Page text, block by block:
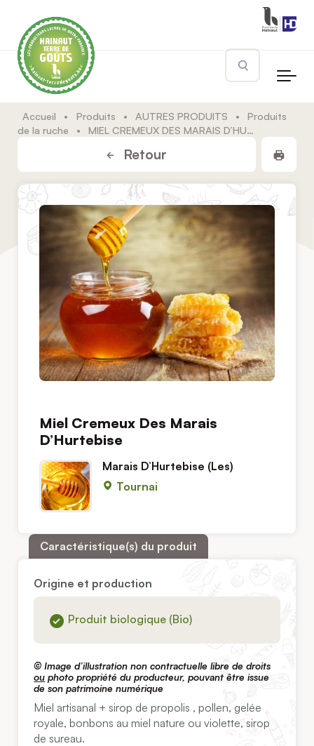
Rechercher
Accueil • Produits • AUTRES PRODUITS •
Produits
de la ruche
• MIEL CREMEUX DES MARAIS D’HURTEBISE
Retour
Miel Cremeux Des Marais
D’Hurtebise
Marais D’Hurtebise (Les)
Tournai
Caractéristique(s) du produit
© Image d’illustration non contractuelle libre de droits
ou photo propriété du producteur, pouvant être issue
de son patrimoine numérique
Miel artisanal + sirop de propolis , pollen, gelée
royale, bonbons au miel nature ou violette, sirop
de sureau.
Origine et production
Produit biologique (Bio)